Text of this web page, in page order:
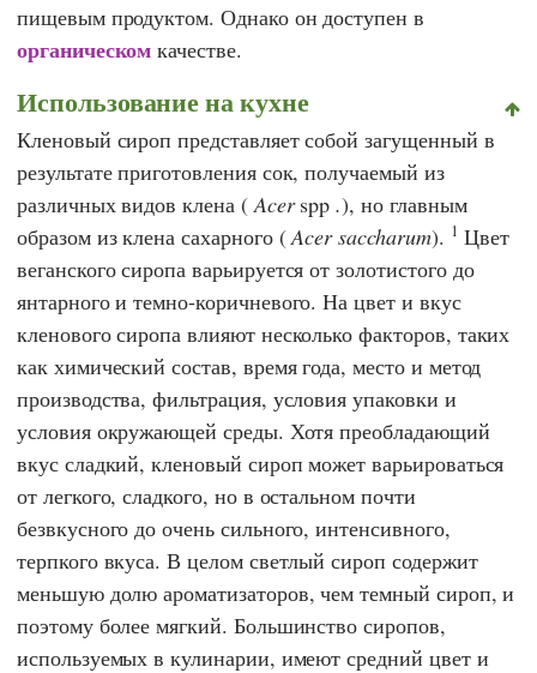
пищевым продуктом. Однако он доступен в
органическом качестве.
Использование на кухне
Кленовый сироп представляет собой загущенный в
результате приготовления сок, получаемый из
различных видов клена (Acerspp.), но главным
образом из клена сахарного (Acer saccharum). 1 Цвет
веганского сиропа варьируется от золотистого до
янтарного и темно-коричневого. На цвет и вкус
кленового сиропа влияют несколько факторов, таких
как химический состав, время года, место и метод
производства, фильтрация, условия упаковки и
условия окружающей среды. Хотя преобладающий
вкус сладкий, кленовый сироп может варьироваться
от легкого, сладкого, но в остальном почти
безвкусного до очень сильного, интенсивного,
терпкого вкуса. В целом светлый сироп содержит
меньшую долю ароматизаторов, чем темный сироп, и
поэтому более мягкий. Большинство сиропов,
используемых в кулинарии, имеют средний цвет и